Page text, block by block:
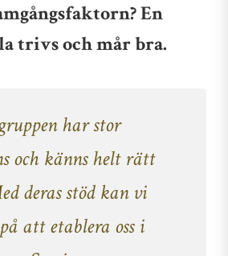
En
trivs och mår bra.
har stor
och känns helt rätt
deras stöd kan vi
att etablera oss i